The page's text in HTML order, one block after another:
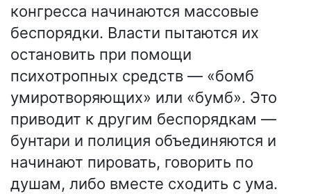
конгресса начинаются массовые
беспорядки. Власти пытаются их
остановить при помощи
психотропных средств — «бомб
умиротворяющих» или «бумб». Это
приводит к другим беспорядкам —
бунтари и полиция объединяются и
начинают пировать, говорить по
душам, либо вместе сходить с ума.